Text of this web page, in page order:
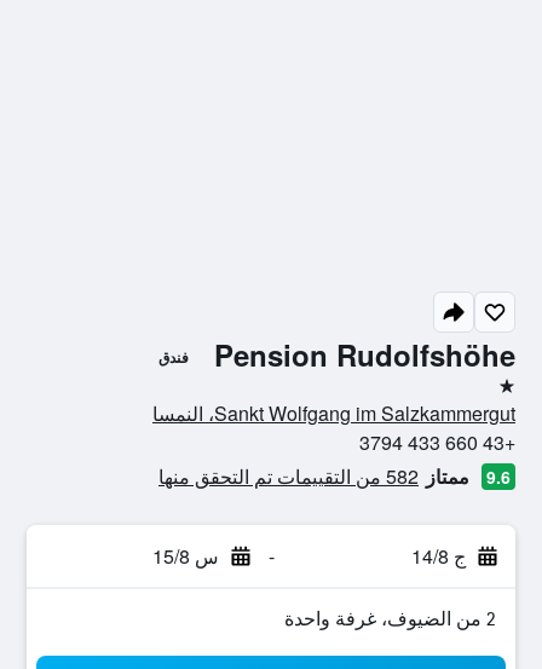
Pension Rudolfshöhe فندق
نجمة واحدة
Sankt Wolfgang im Salzkammergut، النمسا
+43 660 433 3794
9.6 ممتاز 582 من التقييمات تم التحقق منها
ج 14/8 - س 15/8
2 من الضيوف، غرفة واحدة